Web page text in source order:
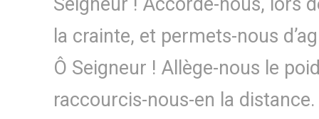
la crainte, et permets-nous
Ô Seigneur ! Allège-nous le
raccourcis-nous-en la